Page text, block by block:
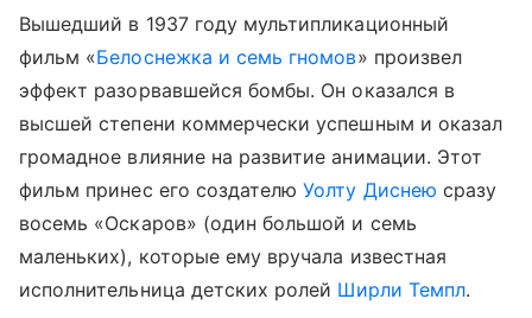
Вышедший в 1937 году мультипликационный
фильм «Белоснежка и семь гномов» произвел
эффект разорвавшейся бомбы. Он оказался в
высшей степени коммерчески успешным и оказал
громадное влияние на развитие анимации. Этот
фильм принес его создателюУолту Диснею сразу
восемь «Оскаров» (один большой и семь
маленьких), которые ему вручала известная
исполнительница детских ролей Ширли Темпл.